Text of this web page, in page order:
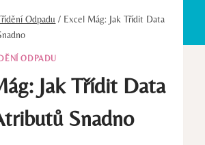
Odpadu / Excel Mág: Jak Třídit Data
ODPADU
Jak Třídit Data
Snadno